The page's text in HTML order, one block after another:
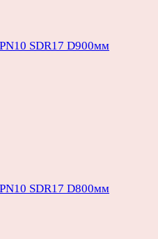
SDR17 D900мм
SDR17 D800мм